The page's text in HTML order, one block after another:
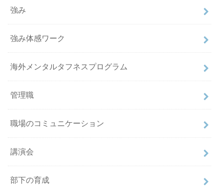
強み
強み体感ワーク
海外メンタルタフネスプログラム
管理職
職場のコミュニケーション
講演会
部下の育成